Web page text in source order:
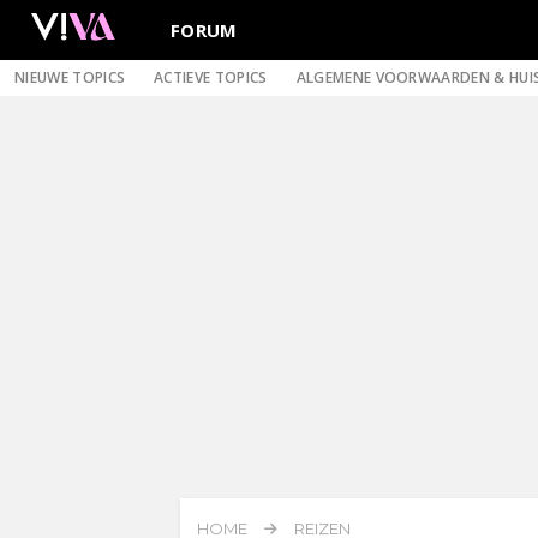
FORUM
NIEUWE TOPICS ACTIEVE TOPICS ALGEMENE VOORWAARDEN &
HOME REIZEN